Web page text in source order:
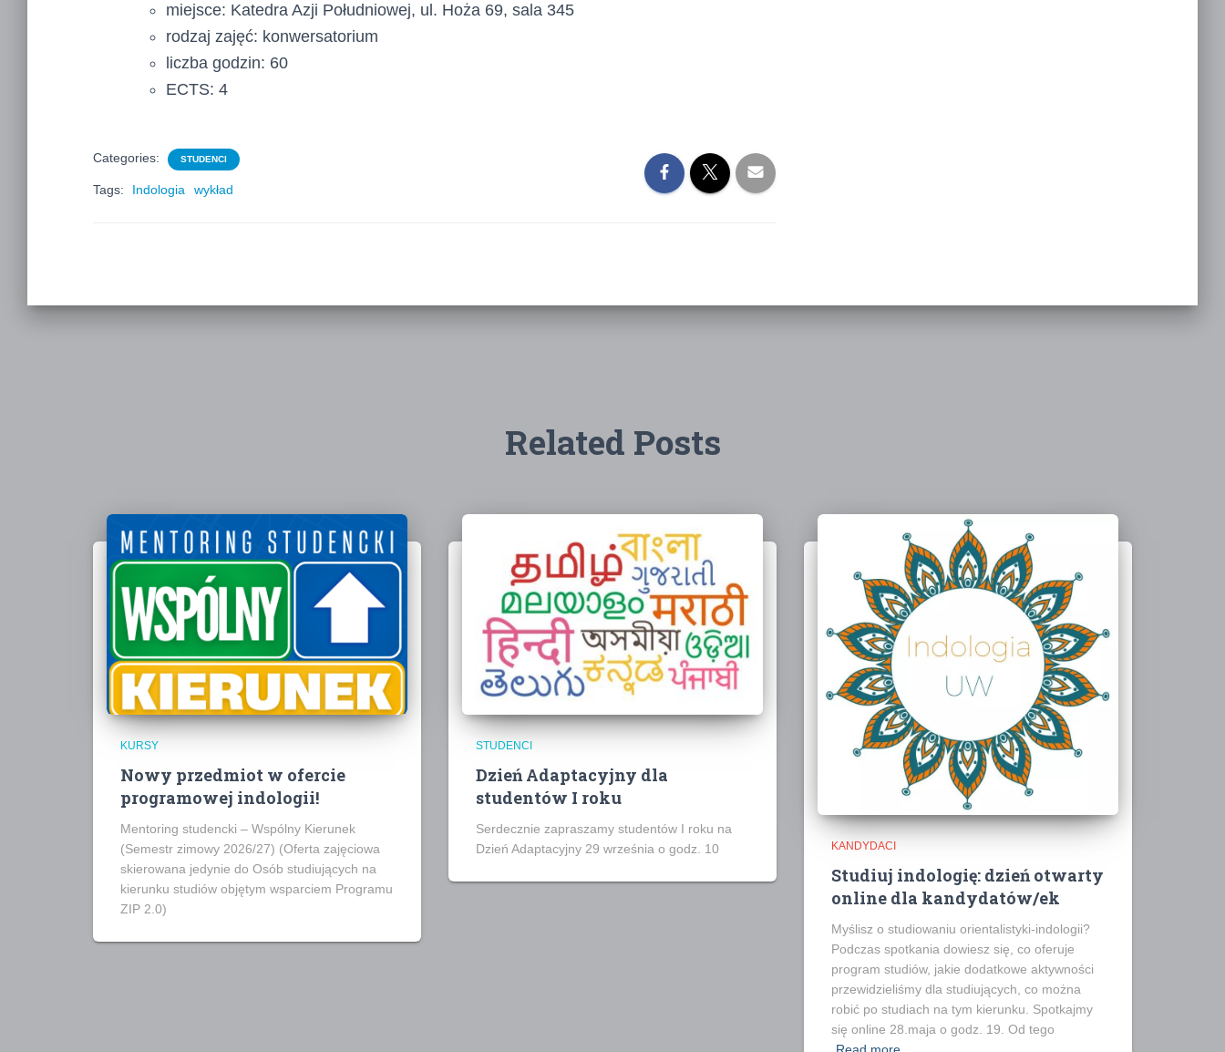
miejsce: Katedra Azji Południowej, ul. Hoża 69, sala 345
rodzaj zajęć: konwersatorium
liczba godzin: 60
ECTS: 4
Categories: STUDENCI
Tags: Indologia wykład
Related Posts
KURSY
Nowy przedmiot w ofercie
programowej indologii!
Mentoring studencki – Wspólny Kierunek
(Semestr zimowy 2026/27) (Oferta zajęciowa
skierowana jedynie do Osób studiujących na
kierunku studiów objętym wsparciem Programu
ZIP 2.0)
STUDENCI
Dzień Adaptacyjny dla
studentów I roku
Serdecznie zapraszamy studentów I roku na
Dzień Adaptacyjny 29 września o godz. 10
KANDYDACI
Studiuj indologię: dzień otwarty
online dla kandydatów/ek
Myślisz o studiowaniu orientalistyki-indologii?
Podczas spotkania dowiesz się, co oferuje
program studiów, jakie dodatkowe aktywności
przewidzieliśmy dla studiujących, co można
robić po studiach na tym kierunku. Spotkajmy
się online 28.maja o godz. 19. Od tego